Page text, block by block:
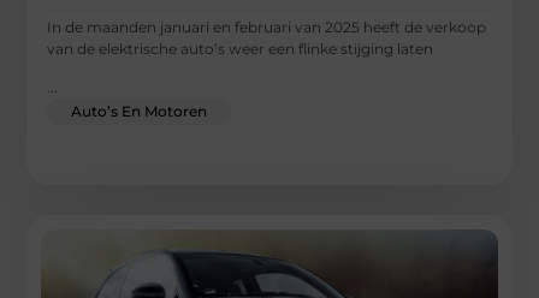
In de maanden januari en februari van 2025 heeft de verkoop
van de elektrische auto’s weer een flinke stijging laten
...
Auto’s En Motoren